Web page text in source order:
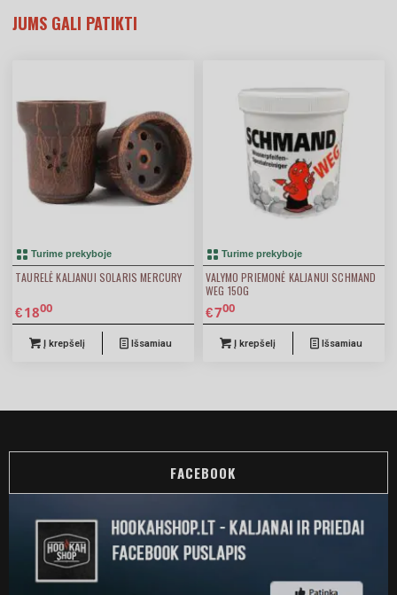
JUMS GALI PATIKTI
Turime prekyboje
TAURELĖ KALJANUI SOLARIS MERCURY
€1800
Į krepšelį Išsamiau
Turime prekyboje
VALYMO PRIEMONĖ KALJANUI SCHMAND
WEG 150G
€700
Į krepšelį Išsamiau
FACEBOOK